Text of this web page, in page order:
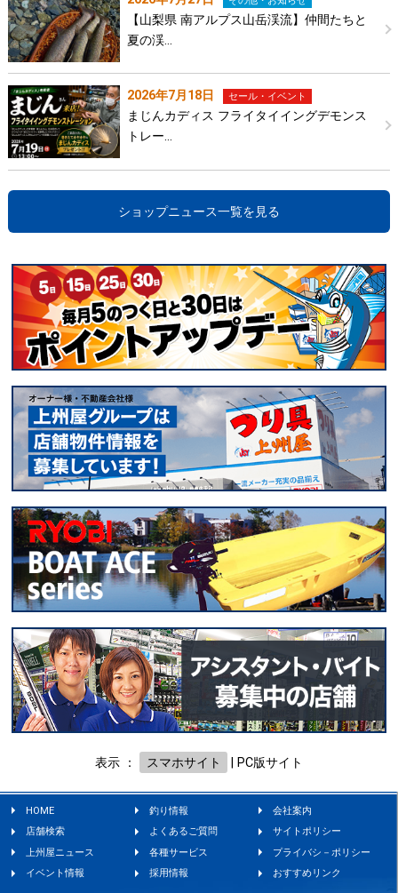
【山梨県 南アルプス山岳渓流】仲間たちと
夏の渓…
2026年7月18日 セール・イベント
まじんカディス フライタイイングデモンス
トレー…
ショップニュース一覧を見る
表示 ： スマホサイト PC版サイト
HOME 釣り情報
会社案内
店舗検索
よくあるご質問
サイトポリシー
上州屋ニュース
各種サービス
プライバシ－ポリシー
イベント情報
採用情報 おすすめリンク